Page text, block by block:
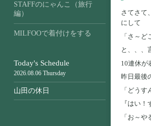
さてさて
にして
「さ～
と、、、
10連休が
昨日最後
「どうす
『はい！
「お～
STAFFのにゃんこ（旅行
編）
MILFOOで着付けをする
Today's Schedule
2026.08.06 Thursday
山田の休日